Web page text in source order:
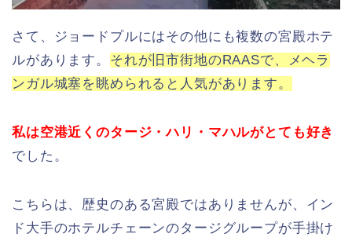
さて、ジョードプルにはその他にも複数の宮殿ホテ
ルがあります。 それが旧市街地のRAASで、メヘラ
ンガル城塞を眺められると人気があります。
私は空港近くのタージ・ハリ・マハルがとても好き
でした。
こちらは、歴史のある宮殿ではありませんが、イン
ド大手のホテルチェーンのタージグループが手掛け